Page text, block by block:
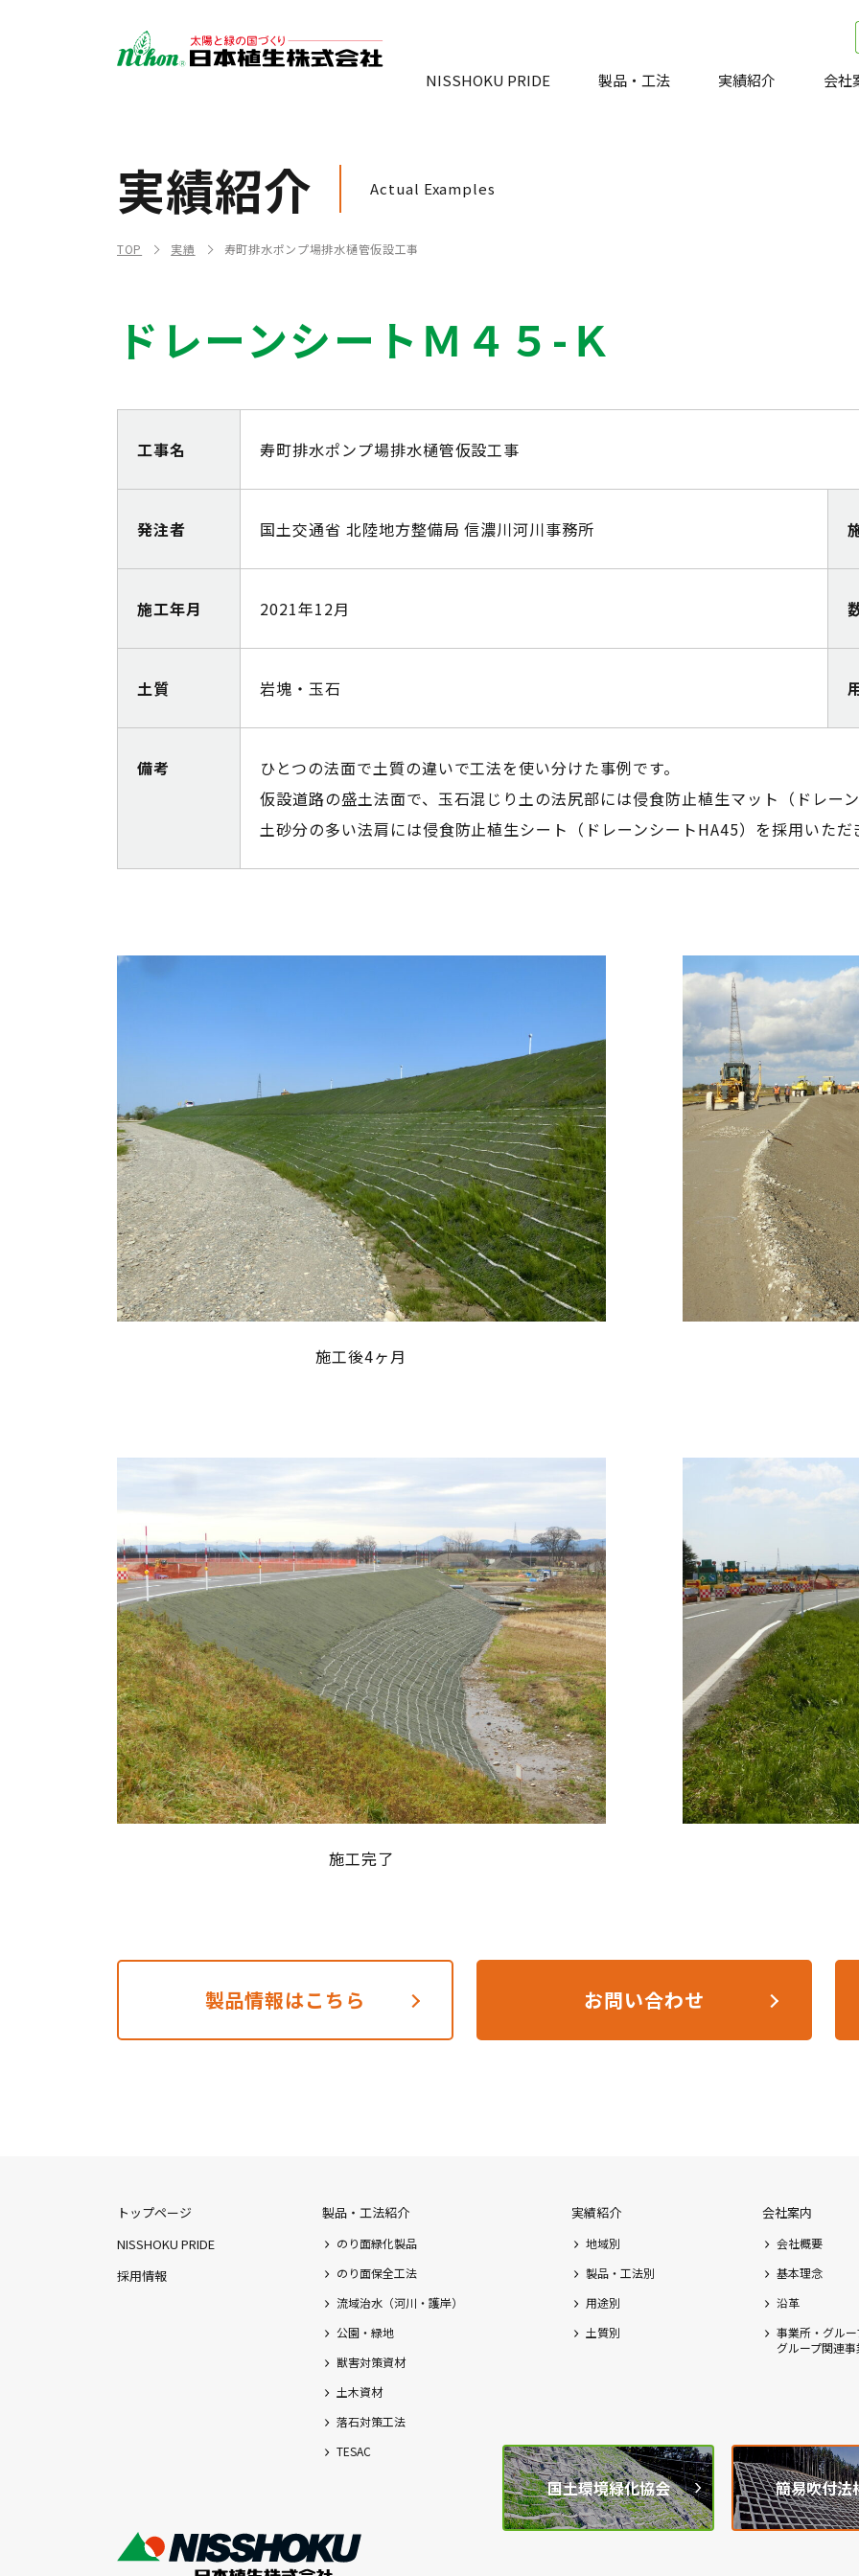
NISSHOKU PRIDE 製品・工法 実績紹介 会社
実績紹介 Actual Examples
TOP 実績 寿町排水ポンプ場排水樋管仮設工事
ドレーンシートＭ４５-Ｋ
工事名 寿町排水ポンプ場排水樋管仮設工事
発注者 国土交通省 北陸地方整備局 信濃川河川事務所
施工年月 2021年12月
土質 岩塊・玉石
備考
ひとつの法面で土質の違いで工法を使い分けた事例です。
仮設道路の盛土法面で、玉石混じり土の法尻部には侵食防止植生マット（ドレー
土砂分の多い法肩には侵食防止植生シート（ドレーンシートHA45）を採用いただ
施工後4ヶ月
施工完了
製品情報はこちら お問い合わせ
トップページ
NISSHOKU PRIDE
採用情報
製品・工法紹介
のり面緑化製品
のり面保全工法
流域治水（河川・護岸）
公園・緑地
獣害対策資材
土木資材
落石対策工法
TESAC
実績紹介
地域別
製品・工法別
用途別
土質別
会社案内
会社概要
基本理念
沿革
事業所・グル
グループ関連
国土環境緑化協会 簡易吹付法